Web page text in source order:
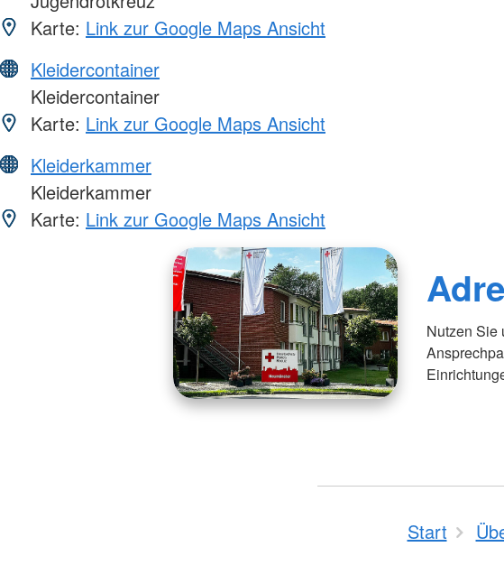
Karte: Link zur Google Maps Ansicht
Kleidercontainer
Kleidercontainer
Karte: Link zur Google Maps Ansicht
Kleiderkammer
Kleiderkammer
Karte: Link zur Google Maps Ansicht
Nutzen Sie
Start